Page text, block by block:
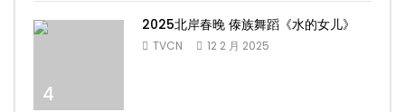
4
2025北岸春晚 傣族舞蹈《水的女儿》
TVCN 12 2 月 2025